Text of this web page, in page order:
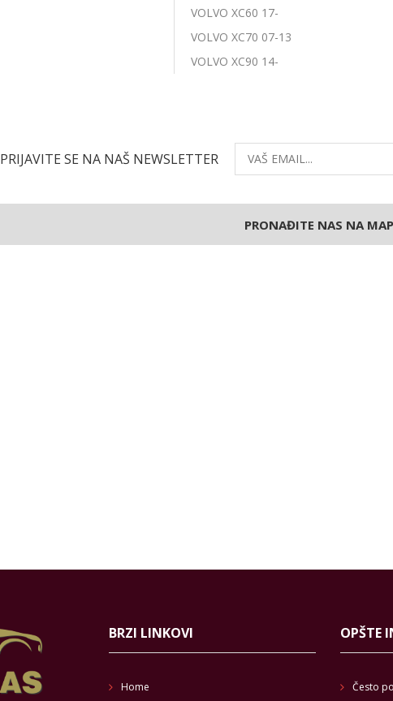
VOLVO XC60 17-
VOLVO XC70 07-13
VOLVO XC90 14-
PRIJAVITE SE NA NAŠ NEWSLETTER
PRONAĐITE NAS NA
BRZI LINKOVI
Home
OPŠTE
Često